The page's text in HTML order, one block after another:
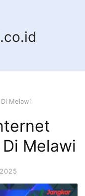
Melawi
Melawi